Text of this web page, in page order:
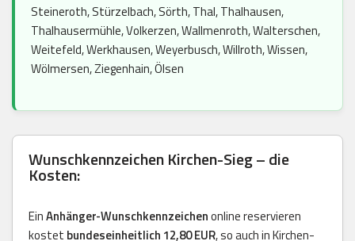
Steineroth, Stürzelbach, Sörth, Thal, Thalhausen,
Thalhausermühle, Volkerzen, Wallmenroth, Walterschen,
Weitefeld, Werkhausen, Weyerbusch, Willroth, Wissen,
Wölmersen, Ziegenhain, Ölsen
Wunschkennzeichen Kirchen-Sieg – die
Kosten:
EinAnhänger-Wunschkennzeichenonline reservieren
kostet bundeseinheitlich 12,80 EUR, so auch in Kirchen-